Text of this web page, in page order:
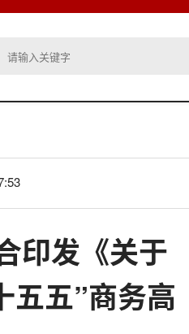
印发《关于
五五”商务高